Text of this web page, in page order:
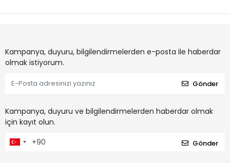
Kampanya, duyuru, bilgilendirmelerden e-posta ile haberdar
olmak istiyorum.
Gönder
Kampanya, duyuru ve bilgilendirmelerden haberdar olmak
için kayıt olun.
Gönder